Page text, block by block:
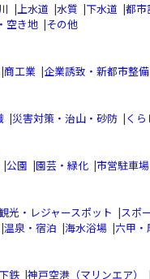
|上水道 |水質 |下水道 |都市
空き地 |その他
|商工業 |企業誘致・新都市整備
|災害対策・治山・砂防 |く
|公園 |園芸・緑化 |市営駐車
光・レジャースポット |スポ
|温泉・宿泊 |海水浴場 |六甲
鉄 |神戸空港（マリンエア）